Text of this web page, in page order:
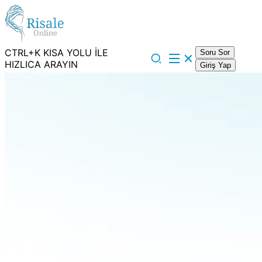
CTRL+K KISA YOLU İLE
HIZLICA ARAYIN
Soru Sor
Giriş Yap